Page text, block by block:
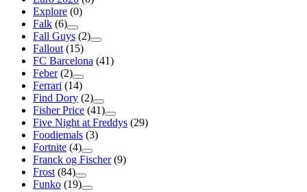
Explore (0)
Falk (6)
Fall Guys (2)
Fallout (15)
FC Barcelona (41)
Feber (2)
Ferrari (14)
Find Dory (2)
Fisher Price (41)
Five Night at Freddys (29)
Foodiemals (3)
Fortnite (4)
Franck og Fischer (9)
Frost (84)
Funko (19)